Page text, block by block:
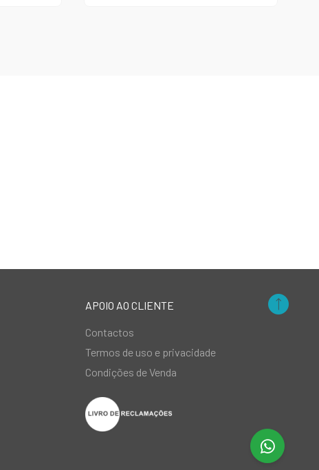
APOIO AO CLIENTE
Contactos
Termos de uso e privacidade
Condições de Venda